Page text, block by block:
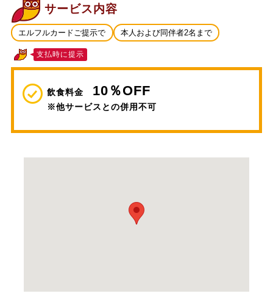
サービス内容
エルフルカードご提示で 本人および同伴者2名まで
支払時に提示
飲食料金 10％OFF
※他サービスとの併用不可